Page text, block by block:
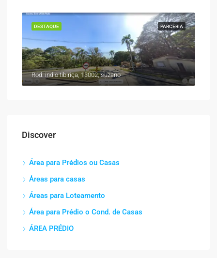
PARCERIA
DESTAQUE
Rod. indio tibiriça, 13002, suzano
Discover
Área para Prédios ou Casas
Áreas para casas
Áreas para Loteamento
Área para Prédio o Cond. de Casas
ÁREA PRÉDIO